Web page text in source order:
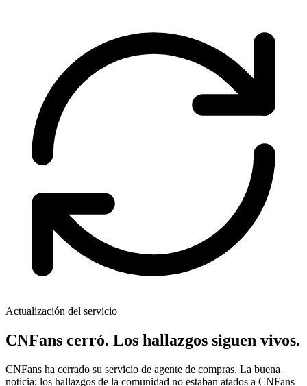
Actualización del servicio
CNFans cerró. Los hallazgos siguen vivos.
CNFans ha cerrado su servicio de agente de compras. La buena
noticia: los hallazgos de la comunidad no estaban atados a CNFans